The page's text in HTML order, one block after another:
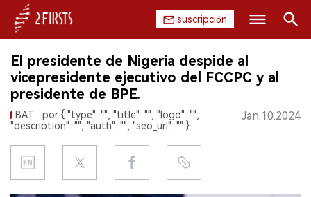
suscripción
INICIO
EMPRESA
REGULACIÓN
El presidente de Nigeria despide al
vicepresidente ejecutivo del FCCPC y al
presidente de BPE.
BAT
por { "type": "", "title": "", "logo": "",
"description": "", "auth": "", "seo_url": "" }
Jan.10.2024